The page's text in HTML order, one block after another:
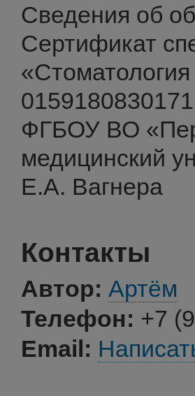
Сведения об
Сертификат
ФГБОУ ВО
медицинский
Е.А. Вагнера
Контакты
Автор: Артём
Телефон: +7
Email: